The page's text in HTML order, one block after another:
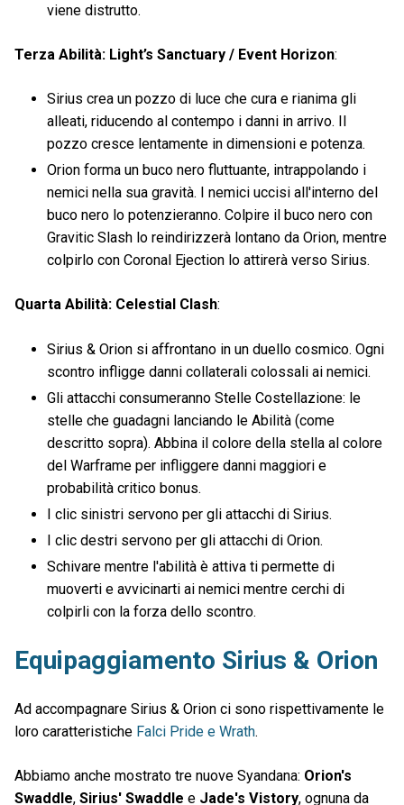
viene distrutto.
Terza Abilità: Light’s Sanctuary / Event Horizon:
Sirius crea un pozzo di luce che cura e rianima gli
alleati, riducendo al contempo i danni in arrivo. Il
pozzo cresce lentamente in dimensioni e potenza.
Orion forma un buco nero fluttuante, intrappolando i
nemici nella sua gravità. I nemici uccisi all'interno del
buco nero lo potenzieranno. Colpire il buco nero con
Gravitic Slash lo reindirizzerà lontano da Orion, mentre
colpirlo con Coronal Ejection lo attirerà verso Sirius.
Quarta Abilità: Celestial Clash:
Sirius & Orion si affrontano in un duello cosmico. Ogni
scontro infligge danni collaterali colossali ai nemici.
Gli attacchi consumeranno Stelle Costellazione: le
stelle che guadagni lanciando le Abilità (come
descritto sopra). Abbina il colore della stella al colore
del Warframe per infliggere danni maggiori e
probabilità critico bonus.
I clic sinistri servono per gli attacchi di Sirius.
I clic destri servono per gli attacchi di Orion.
Schivare mentre l'abilità è attiva ti permette di
muoverti e avvicinarti ai nemici mentre cerchi di
colpirli con la forza dello scontro.
Equipaggiamento Sirius & Orion
Ad accompagnare Sirius & Orion ci sono rispettivamente le
loro caratteristiche Falci Pride e Wrath.
Abbiamo anche mostrato tre nuove Syandana: Orion's
Swaddle, Sirius' Swaddle e Jade's Vistory, ognuna da